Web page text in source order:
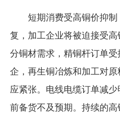
短期消费受高铜价抑
复，加工企业将被迫接受
分铜材需求，精铜杆订单
企，再生铜冶炼和加工对
应紧张。电线电缆订单减
前备货不及预期。持续的